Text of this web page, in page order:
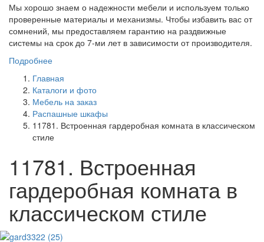
Мы хорошо знаем о надежности мебели и используем только
проверенные материалы и механизмы. Чтобы избавить вас от
сомнений, мы предоставляем гарантию на раздвижные
системы на срок до 7-ми лет в зависимости от производителя.
Подробнее
Главная
Каталоги и фото
Мебель на заказ
Распашные шкафы
11781. Встроенная гардеробная комната в классическом
стиле
11781. Встроенная
гардеробная комната в
классическом стиле